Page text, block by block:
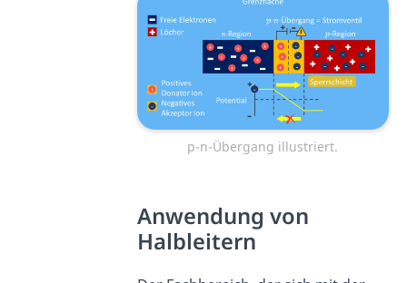
p-n-Übergang illustriert.
Anwendung von
Halbleitern